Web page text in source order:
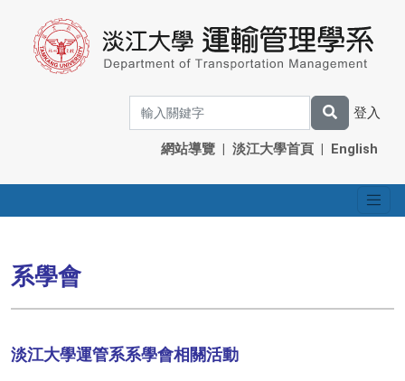
登入
網站導覽 | 淡江大學首頁 | English
系學會
淡江大學運管系系學會相關活動